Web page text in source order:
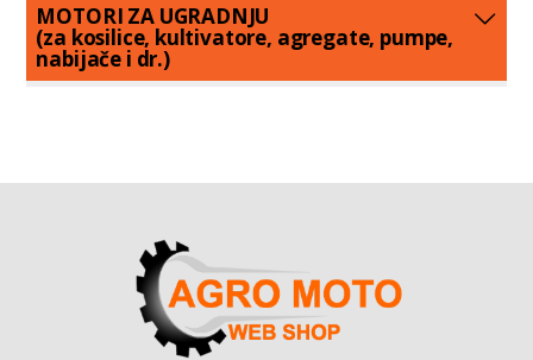
MOTORI ZA UGRADNJU
(za kosilice, kultivatore, agregate, pumpe,
nabijače i dr.)